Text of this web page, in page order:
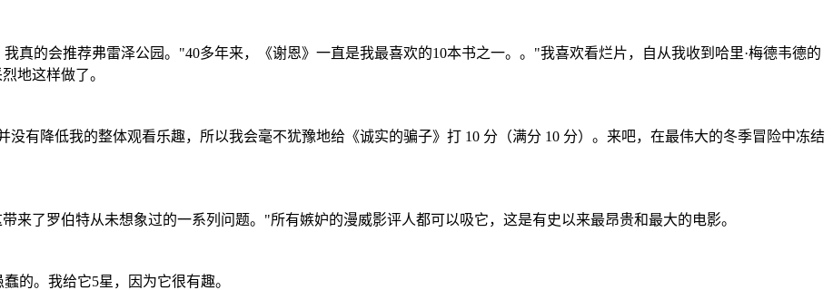
真的会推荐弗雷泽公园。"40多年来，《谢恩》一直是我最喜欢的10本书之一。。"我喜欢看烂片，自从我收到哈里·梅德韦德的
地这样做了。
有降低我的整体观看乐趣，所以我会毫不犹豫地给《诚实的骗子》打 10 分（满分 10 分）。来吧，在最伟大的冬季冒险中冻结
来了罗伯特从未想象过的一系列问题。"所有嫉妒的漫威影评人都可以吸它，这是有史以来最昂贵和最大的电影。
的。我给它5星，因为它很有趣。